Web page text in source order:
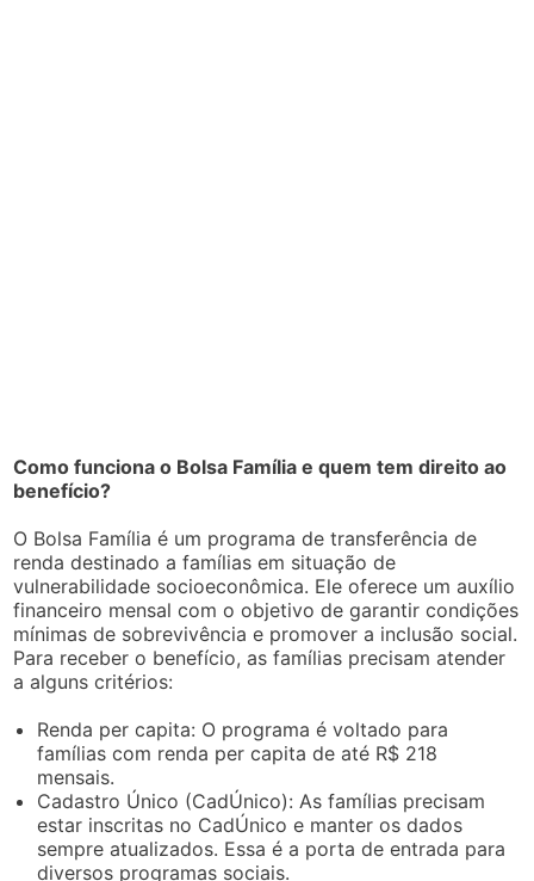
Como funciona o Bolsa Família e quem tem direito ao
benefício?
O Bolsa Família é um programa de transferência de
renda destinado a famílias em situação de
vulnerabilidade socioeconômica. Ele oferece um auxílio
financeiro mensal com o objetivo de garantir condições
mínimas de sobrevivência e promover a inclusão social.
Para receber o benefício, as famílias precisam atender
a alguns critérios:
Renda per capita: O programa é voltado para
famílias com renda per capita de até R$ 218
mensais.
Cadastro Único (CadÚnico): As famílias precisam
estar inscritas no CadÚnico e manter os dados
sempre atualizados. Essa é a porta de entrada para
diversos programas sociais.